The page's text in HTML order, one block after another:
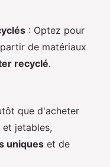
: Optez pour
de matériaux
recyclé.
que d'acheter
jetables,
uniques et de